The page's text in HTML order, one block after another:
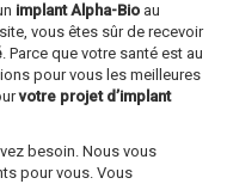
implant Alpha-Bio au
vous êtes sûr de recevoir
. Parce que votre santé est au
pour vous les meilleures
votre projet d’implant
besoin. Nous vous
pour vous. Vous